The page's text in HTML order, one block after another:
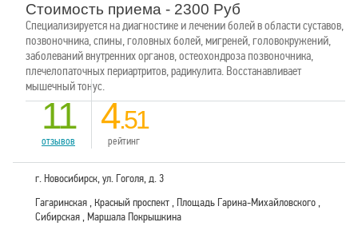
Стоимость приема - 2300 Руб
Специализируется на диагностике и лечении болей в области суставов,
позвоночника, спины, головных болей, мигреней, головокружений,
заболеваний внутренних органов, остеохондроза позвоночника,
плечелопаточных периартритов, радикулита. Восстанавливает
мышечный тонус.
11
отзывов
4.51
рейтинг
г. Новосибирск, ул. Гоголя, д. 3
Гагаринская , Красный проспект , Площадь Гарина-Михайловского ,
Сибирская , Маршала Покрышкина